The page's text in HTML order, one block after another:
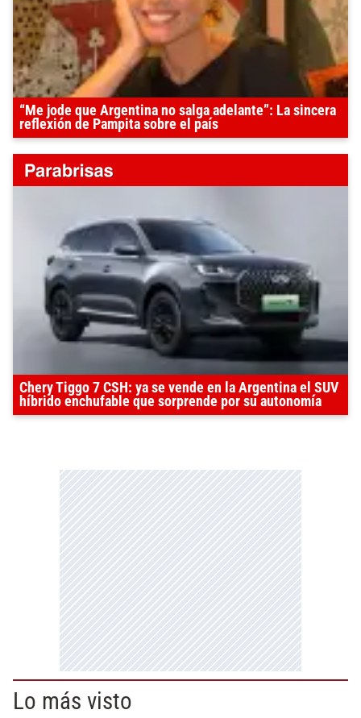
“Me jode que Argentina no salga adelante”: La sincera
reflexión de Pampita sobre el país
Chery Tiggo 7 CSH: ya se vende en la Argentina el SUV
híbrido enchufable que sorprende por su autonomía
Lo más visto